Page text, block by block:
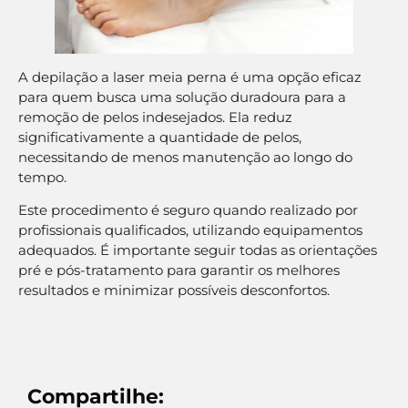
A depilação a laser meia perna é uma opção eficaz
para quem busca uma solução duradoura para a
remoção de pelos indesejados. Ela reduz
significativamente a quantidade de pelos,
necessitando de menos manutenção ao longo do
tempo.
Este procedimento é seguro quando realizado por
profissionais qualificados, utilizando equipamentos
adequados. É importante seguir todas as orientações
pré e pós-tratamento para garantir os melhores
resultados e minimizar possíveis desconfortos.
Compartilhe: